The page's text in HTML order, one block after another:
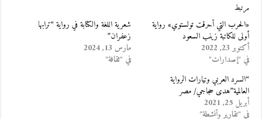
مرتبط
«الحرب التي أحرقت تولستوي» رواية
أولى للكاتبة زينب السعود
أكتوبر 23, 2022
في "إصدارات"
شعرية اللغة والكتابة في رواية “ترابها
زعفران”
مارس 13, 2024
في "ثقافة"
“السرد العربي وتيارات الرواية
العالمية”هدى حجاجي/ مصر
أبريل 25, 2021
في "تقارير وأنشطة"